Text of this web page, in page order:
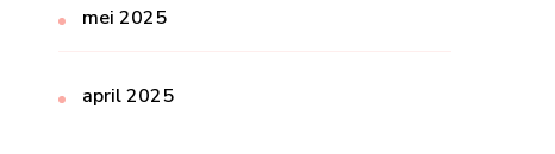
mei 2025
april 2025